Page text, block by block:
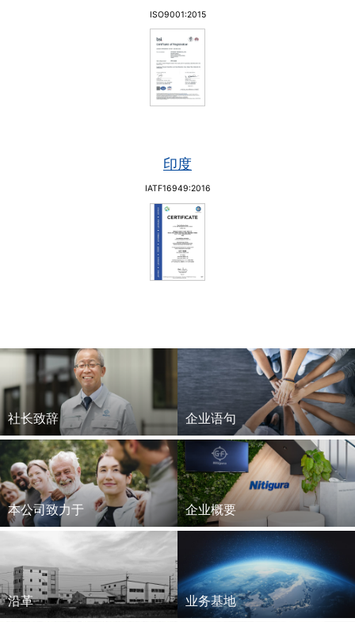
ISO9001:2015
印度
IATF16949:2016
社长致辞 企业语句
本公司致力于 企业概要
沿革 业务基地